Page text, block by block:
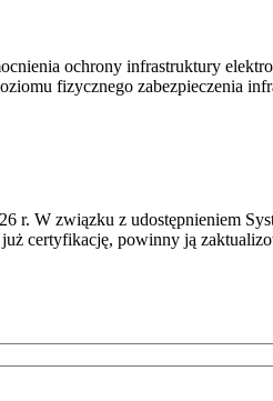
ochrony infrastruktury
fizycznego zabezpieczenia
r. W związku z udostępnieniem
certyfikację, powinny ją